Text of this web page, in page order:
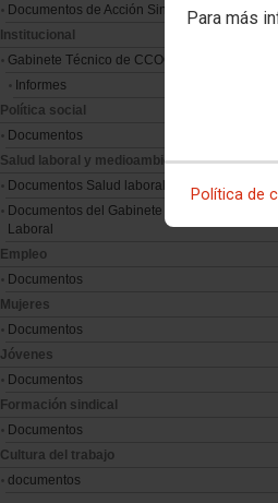
Para más
Política de
Documentos de Acción Sindical
Institucional
Gabinete Técnico de CCOO Canarias
Informes
Política social
Documentos
Salud laboral y medioambiente
Documentos Salud laboral y medioambiente
Documentos del Gabinete Técnico de Salud
Laboral
Empleo
Documentos
Mujeres
Documentos
Jóvenes
Documentos
Formación sindical
Documentos
Cultura del trabajo
documentos